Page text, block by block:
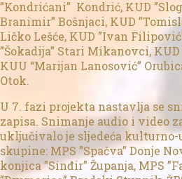
”Kondrićani” Kondrić, KUD
Branimir” Bošnjaci, KUD
Ličko Lešće, KUD ”Ivan
”Šokadija” Stari Mikanovci,
KUU “Marijan Lanosović”
Otok.
U 7. fazi projekta nastavlja se
zapisa. Snimanje audio i video
uključivalo je sljedeća
skupine: MPS ”Spačva” Donje
konjica ”Sinđir” Županja, MPS